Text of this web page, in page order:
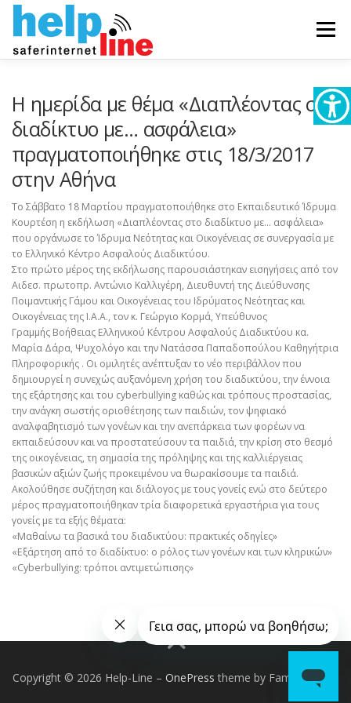
Skip
content
Menu
ΕΝΗΜΕΡΩΤΙΚΟ ΥΛΙΚΟ ΤΕΛΕΥΤΑΙΑ ΝΕΑ
Η ημερίδα με θέμα «Διαπλέοντας στο
διαδίκτυο με… ασφάλεια»
πραγματοποιήθηκε στις 18/3/2017
στην Αθήνα
Το Σάββατο 18 Μαρτίου πραγματοποιήθηκε στο Εκπαιδευτικό Ίδρυμα
Κουρτέση η εκδήλωση «Διαπλέοντας στο διαδίκτυο με… ασφάλεια»
που οργάνωσε το Ίδρυμα Νεότητας και Οικογένειας σε συνεργασία με
το Ελληνικό Κέντρο Ασφαλούς Διαδικτύου.
Στο πρώτο μέρος της εκδήλωσης παρουσιάστηκαν εισηγήσεις από τον
Αιδεσ. πρωτοπρ. Αντώνιο Καλλιγέρη, Διευθυντή της Διεύθυνσης
Ποιμαντικής Γάμου και Οικογένειας του Ιδρύματος Νεότητας και
Οικογένειας της Ι.Α.Α., τον κ. Γεώργιο Κορμά, Υπεύθυνος
Γραμμής Βοήθειας Ελληνικού Κέντρου Ασφαλούς Διαδικτύου κα.
Μαρία Δάρα, Ψυχολόγο και την Νατάσσα Παπαδοπούλου Καθηγήτρια
Πληροφορικής . Οι ομιλητές ανέπτυξαν το νέο περιβάλλον που
δημιουργεί η συνεχώς αυξανόμενη χρήση του διαδικτύου, την έννοια
της εξάρτησης και του cyberbullying καθώς και τρόπους προστασίας,
την ανάγκη σωστής οριοθέτησης των παιδιών, τον ψηφιακό
αναλφαβητισμό των γονέων και την ανεπάρκεια των φορέων να
εκπαιδεύσουν και να προστατεύσουν τα παιδιά, την κρίση στο θεσμό
της οικογένειας, τη σημασία της πρόληψης και της καλλιέργειας
βασικών αξιών ζωής προκειμένου να θωρακίσουμε τα παιδιά.
Ακολούθησε συζήτηση και διάλογος με τους γονείς ενώ στο δεύτερο
μέρος πραγματοποιήθηκαν τρία διαφορετικά εργαστήρια για τους
γονείς με τα εξής θέματα:
«Μαθαίνω τα βασικά του διαδικτύου: πρακτικές οδηγίες»
«Εξάρτηση από το διαδίκτυο: ο ρόλος των γονέων και των κληρικών»
«Cyberbullying: τρόποι αντιμετώπισης»
Copyright © 2026 Help-Line – OnePress theme by FameThemes